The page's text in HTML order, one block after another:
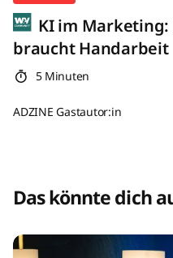
KI im
braucht Handarbeit
5 Minuten
ADZINE Gastautor:in
Das könnte dich